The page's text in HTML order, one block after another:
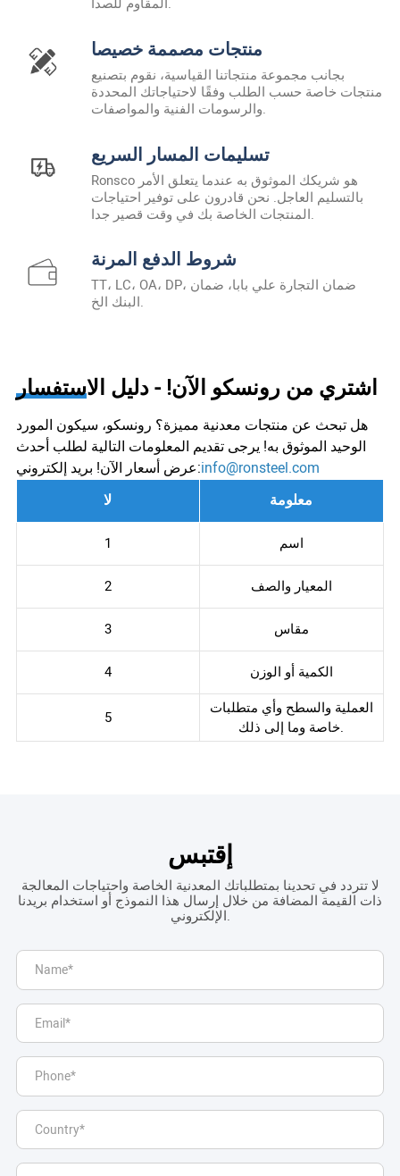
منتجات مصممة خصيصا
بجانب مجموعة منتجاتنا القياسية، نقوم بتصنيع
منتجات خاصة حسب الطلب وفقًا لاحتياجاتك المحددة
والرسومات الفنية والمواصفات.
تسليمات المسار السريع
Ronsco هو شريكك الموثوق به عندما يتعلق الأمر
بالتسليم العاجل. نحن قادرون على توفير احتياجات
المنتجات الخاصة بك في وقت قصير جدا.
شروط الدفع المرنة
TT، LC، OA، DP، ضمان التجارة علي بابا، ضمان
البنك الخ.
اشتري من رونسكو الآن! - دليل الاستفسار
هل تبحث عن منتجات معدنية مميزة؟ رونسكو، سيكون المورد
الوحيد الموثوق به! يرجى تقديم المعلومات التالية لطلب أحدث
عرض أسعار الآن! بريد إلكتروني:info@ronsteel.com
لا
معلومة
1 اسم
2 المعيار والصف
3 مقاس
4 الكمية أو الوزن
5
العملية والسطح وأي متطلبات
خاصة وما إلى ذلك.
إقتبس
لا تتردد في تحدينا بمتطلباتك المعدنية الخاصة واحتياجات المعالجة
ذات القيمة المضافة من خلال إرسال هذا النموذج أو استخدام بريدنا
الإلكتروني.